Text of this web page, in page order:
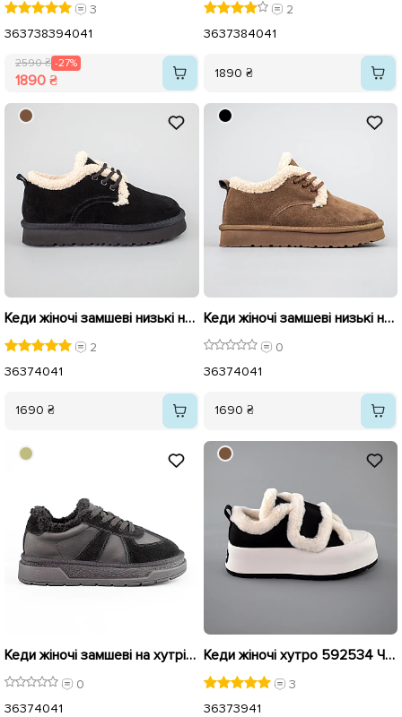
3
363738394041
2590 ₴ -27%
1890 ₴
2
3637384041
1890 ₴
Кеди жіночі замшеві низькі на хутрі 593597 Чорні
2
36374041
1690 ₴
Кеди жіночі замшеві низькі на хутрі 593596 Коричневі
0
36374041
1690 ₴
Кеди жіночі замшеві на хутрі 593468 Чорні
0
36374041
Кеди жіночі хутро 592534 Чорно-білі
3
36373941